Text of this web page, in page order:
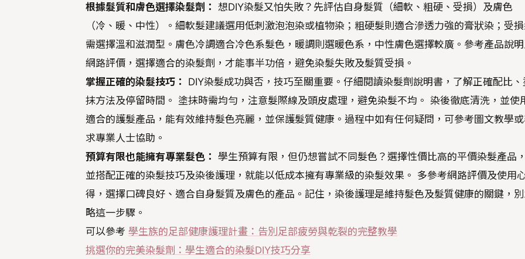
根據髮質和膚色選擇染髮劑： 想DIY染髮又怕失敗？先評估自身髮質（細軟、粗硬、受損）及膚色
（冷、暖、中性）。細軟髮建議選用低刺激泡泡染或植物染；粗硬髮則適合滲透力強的膏狀染；受
需選擇溫和滋潤型。膚色冷調適合冷色系髮色，暖調則選暖色系，中性膚色選擇較廣。參考產品說
網路評價，選擇適合的染髮劑，才能事半功倍，避免染髮失敗及髮質受損。
掌握正確的染髮技巧：
DIY染髮成功與否，技巧至關重要。仔細閱讀染髮劑說明書，了解正確配比、
抹方法及停留時間。 塗抹時需均勻，注意髮際線及頭皮處理，避免染髮不均。 染後徹底清洗，並使
適合的護髮產品，能有效維持髮色亮麗，並保護髮質健康。過程中如有任何疑問，可參考圖文教學
求專業人士協助。
預算有限也能擁有專業髮色： 學生預算有限，但仍想嘗試不同髮色？選擇性價比高的平價染髮產品
並搭配正確的染髮技巧及染後護理，就能以低成本擁有專業級的染髮效果。 多參考網路評價及使用
得，選擇口碑良好、適合自身髮質及膚色的產品。記住，染後護理是維持髮色及髮質健康的關鍵，
略這一步驟。
可以參考 學生族的足部健康護理計畫：告別足部疲勞與乾裂的完整教學
挑選你的完美染髮劑：學生適合的染髮DIY技巧分享